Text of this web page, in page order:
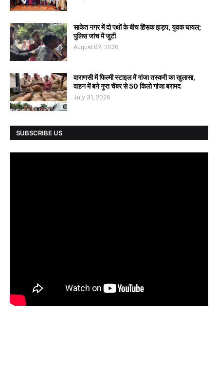
साकेत नगर में दो पक्षों के बीच हिंसक झड़प, युवक घायल;
पुलिस जांच में जुटी
August 02, 2026
वाराणसी में फिल्मी स्टाइल में गांजा तस्करी का खुलासा,
वाहन में बने गुप्त चेंबर से 50 किलो गांजा बरामद
July 31, 2026
SUBSCRIBE US